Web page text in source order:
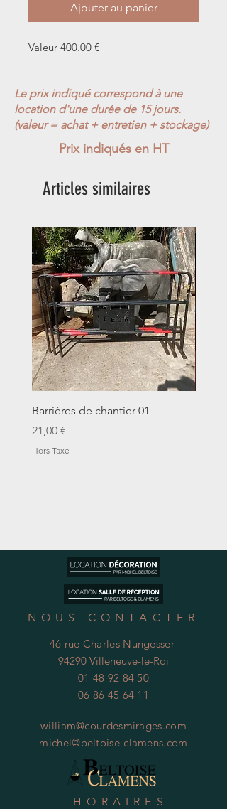
Ajouter au panier
Valeur 400.00 €
Le prix indiqué correspond à une
location d'une durée de 15 jours.
(valeur = achat + entretien + stockage)
Prix indiqués en HT
Articles similaires
Barrières de chantier 01
Prix
21,00 €
Hors Taxe
NOUS CONTACTER
46 rue Charles Nungesser
94290 Villeneuve-le-Roi
01 48 92 84 50
06 86 45 64 11
william@courdesmirages.com
michel@beltoise-clamens.com
HORAIRES